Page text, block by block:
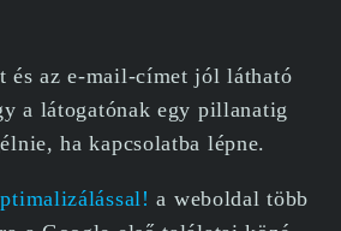
és az e-mail-címet jól látható
a látogatónak egy pillanatig
ha kapcsolatba lépne.
a weboldal több